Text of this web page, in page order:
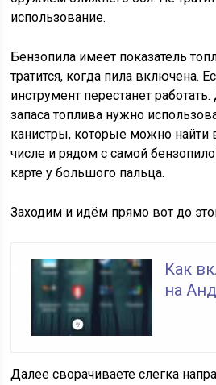
использование.
Бензопила имеет показатель
тратится, когда пила включена.
инструмент перестанет
запаса топлива нужно
канистры, которые можно найти
числе и рядом с самой
карте у большого пальца.
Заходим и идём прямо вот до
Как
на
Далее сворачиваете слегка